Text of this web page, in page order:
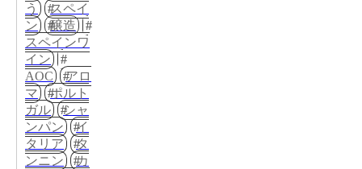
う
スペイ
ン
醸造
スペインワ
イン
AOC
アロ
マ
ポルト
ガル
シャ
ンパン
イ
タリア
タ
ンニン
カ